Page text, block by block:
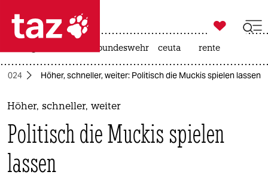
 taz zahl ich
taz zahl ich
themen
politik
öko

taz zahl ich
bundeswehr ceuta rente
2024 Höher, schneller, weiter: Politisch die Muckis spielen lassen
Höher, schneller, weiter
Politisch die Muckis spielen
lassen